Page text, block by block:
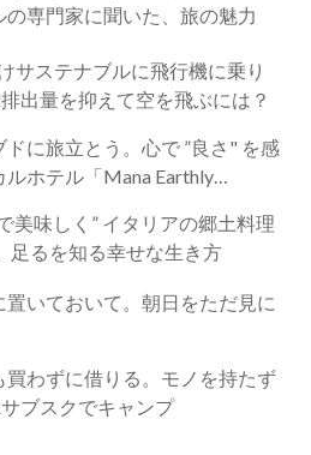
の専門家に聞いた、旅の魅力
サステナブルに飛行機に乗り
出量を抑えて空を飛ぶには？
ドに旅立とう。心で ”良さ" を感
ルホテル「Mana Earthly
美味しく” イタリアの郷土料理
足るを知る幸せな生き方
置いておいて。朝日をただ見に
買わずに借りる。モノを持たず
ブスクでキャンプ